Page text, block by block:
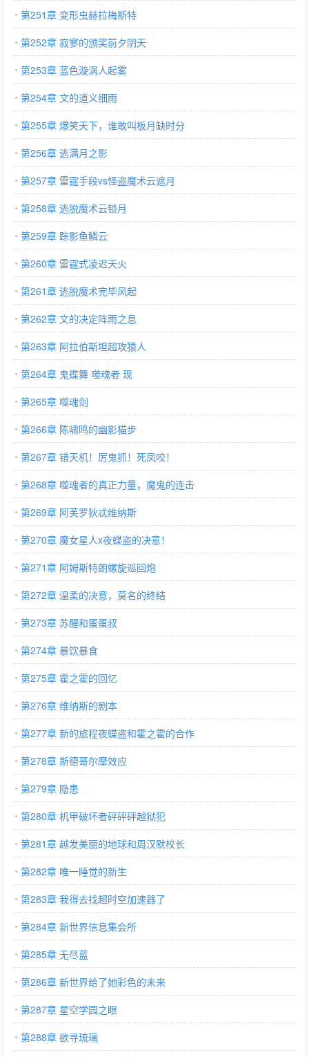
第251章 变形虫赫拉梅斯特
第252章 寂寥的颁奖前夕阴天
第253章 蓝色漩涡人起雾
第254章 文的道义细雨
第255章 爆笑天下，谁敢叫板月缺时分
第256章 逃满月之影
第257章 雷霆手段vs怪盗魔术云遮月
第258章 逃脱魔术云锁月
第259章 踪影鱼鳞云
第260章 雷霆式凌迟天火
第261章 逃脱魔术完毕风起
第262章 文的决定阵雨之息
第263章 阿拉伯斯坦超攻猿人
第264章 鬼蝶舞 噬魂者 现
第265章 噬魂剑
第266章 陈啸鸣的幽影猫步
第267章 错天机！厉鬼抓！死凤咬！
第268章 噬魂者的真正力量，魔鬼的连击
第269章 阿芙罗狄忒维纳斯
第270章 魔女星人x夜蝶盗的决意！
第271章 阿姆斯特朗螺旋巡回炮
第272章 温柔的决意，莫名的终结
第273章 苏醒和蛋蛋叔
第274章 暴饮暴食
第275章 霍之霍的回忆
第276章 维纳斯的剧本
第277章 新的旅程夜蝶盗和霍之霍的合作
第278章 斯德哥尔摩效应
第279章 隐患
第280章 机甲破坏者砰砰砰越狱犯
第281章 越发美丽的地球和周汉默校长
第282章 唯一睡觉的新生
第283章 我得去找超时空加速器了
第284章 新世界信息集会所
第285章 无尽蓝
第286章 新世界给了她彩色的未来
第287章 星空学园之眼
第288章 欲寻琉璃